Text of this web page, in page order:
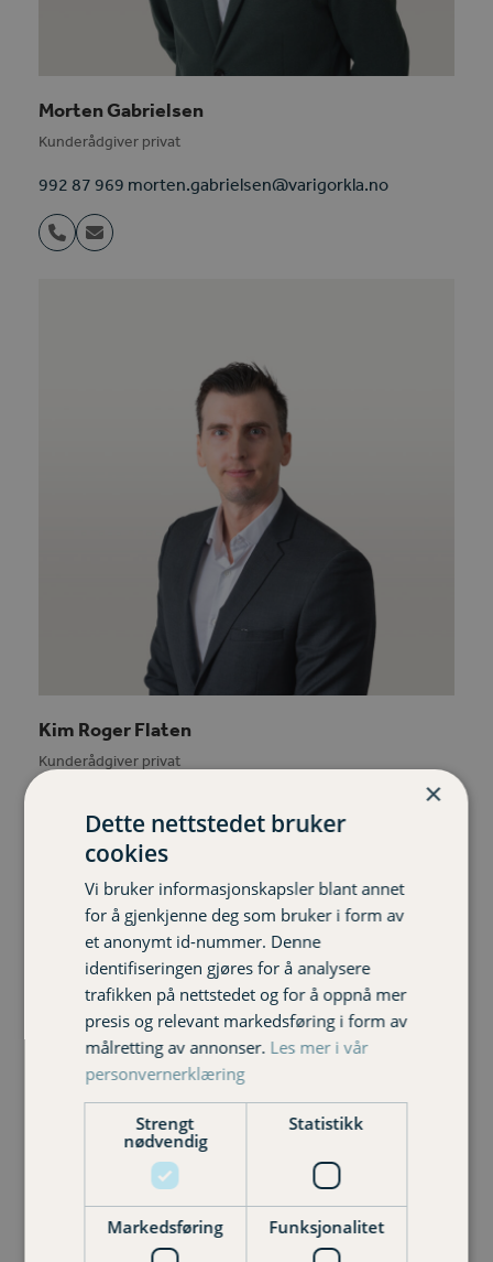
Morten Gabrielsen
Kunderådgiver privat
992 87 969 morten.gabrielsen@varigorkla.no
Phone
Number
Email
Kim Roger Flaten
Kunderådgiver privat
Phone
Number
Email
×
Dette nettstedet bruker
cookies
Vi bruker informasjonskapsler blant annet
for å gjenkjenne deg som bruker i form av
et anonymt id-nummer. Denne
identifiseringen gjøres for å analysere
trafikken på nettstedet og for å oppnå mer
presis og relevant markedsføring i form av
målretting av annonser. Les mer i vår
personvernerklæring
Strengt
nødvendig
Statistikk
Markedsføring Funksjonalitet